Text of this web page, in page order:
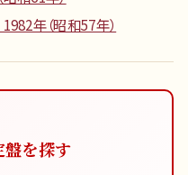
年（昭和57年）
を探す